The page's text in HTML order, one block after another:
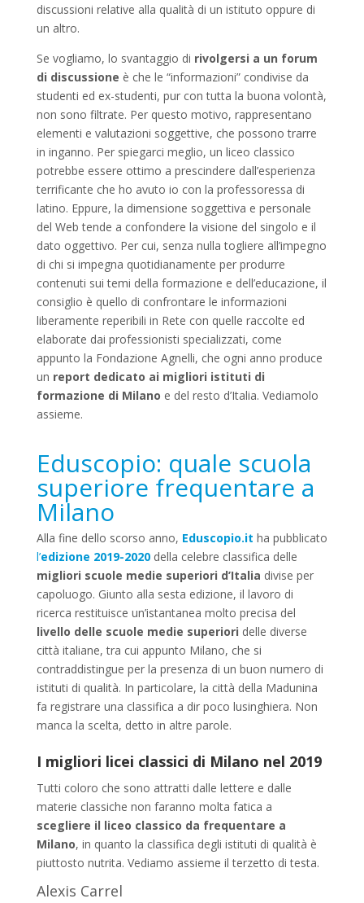
discussioni relative alla qualità di un istituto oppure di
un altro.
Se vogliamo, lo svantaggio di rivolgersi a un forum
di discussione è che le “informazioni” condivise da
studenti ed ex-studenti, pur con tutta la buona volontà,
non sono filtrate. Per questo motivo, rappresentano
elementi e valutazioni soggettive, che possono trarre
in inganno. Per spiegarci meglio, un liceo classico
potrebbe essere ottimo a prescindere dall’esperienza
terrificante che ho avuto io con la professoressa di
latino. Eppure, la dimensione soggettiva e personale
del Web tende a confondere la visione del singolo e il
dato oggettivo. Per cui, senza nulla togliere all’impegno
di chi si impegna quotidianamente per produrre
contenuti sui temi della formazione e dell’educazione, il
consiglio è quello di confrontare le informazioni
liberamente reperibili in Rete con quelle raccolte ed
elaborate dai professionisti specializzati, come
appunto la Fondazione Agnelli, che ogni anno produce
un report dedicato ai migliori istituti di
formazione di Milano e del resto d’Italia. Vediamolo
assieme.
Eduscopio: quale scuola
superiore frequentare a
Milano
Alla fine dello scorso anno, Eduscopio.it ha pubblicato
l’edizione 2019-2020della celebre classifica delle
migliori scuole medie superiori d’Italia divise per
capoluogo. Giunto alla sesta edizione, il lavoro di
ricerca restituisce un’istantanea molto precisa del
livello delle scuole medie superiori delle diverse
città italiane, tra cui appunto Milano, che si
contraddistingue per la presenza di un buon numero di
istituti di qualità. In particolare, la città della Madunina
fa registrare una classifica a dir poco lusinghiera. Non
manca la scelta, detto in altre parole.
I migliori licei classici di Milano nel 2019
Tutti coloro che sono attratti dalle lettere e dalle
materie classiche non faranno molta fatica a
scegliere il liceo classico da frequentare a
Milano, in quanto la classifica degli istituti di qualità è
piuttosto nutrita. Vediamo assieme il terzetto di testa.
Alexis Carrel